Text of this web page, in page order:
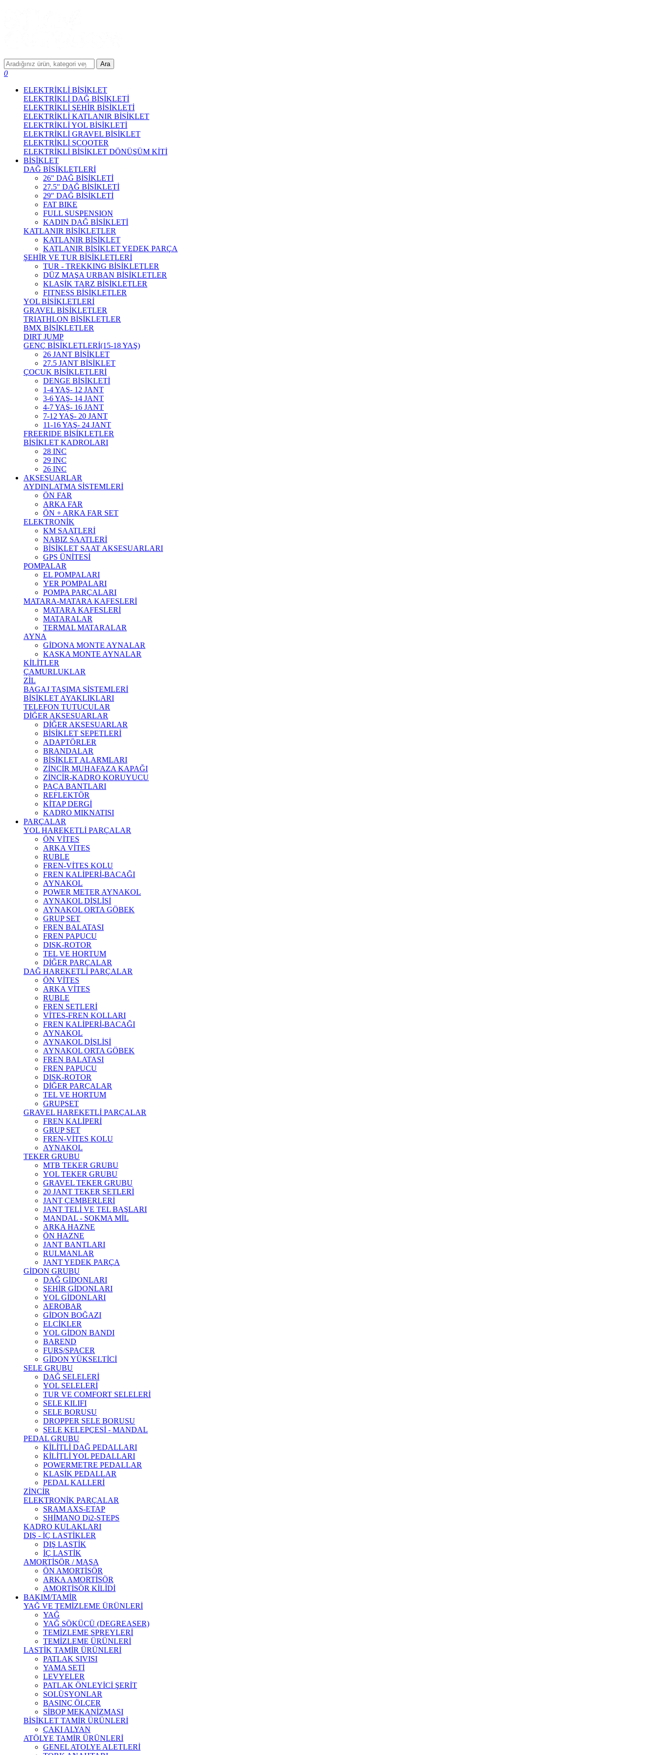
Ara
0
ELEKTRİKLİ BİSİKLET
ELEKTRİKLİ DAĞ BİSİKLETİ
ELEKTRİKLİ ŞEHİR BİSİKLETİ
ELEKTRİKLİ KATLANIR BİSİKLET
ELEKTRİKLİ YOL BİSİKLETİ
ELEKTRİKLİ GRAVEL BİSİKLET
ELEKTRİKLİ SCOOTER
ELEKTRİKLİ BİSİKLET DÖNÜŞÜM KİTİ
BİSİKLET
DAĞ BİSİKLETLERİ
26" DAĞ BİSİKLETİ
27.5" DAĞ BİSİKLETİ
29" DAĞ BİSİKLETİ
FAT BIKE
FULL SUSPENSION
KADIN DAĞ BİSİKLETİ
KATLANIR BİSİKLETLER
KATLANIR BİSİKLET
KATLANIR BİSİKLET YEDEK PARÇA
ŞEHİR VE TUR BİSİKLETLERİ
TUR - TREKKING BİSİKLETLER
DÜZ MAŞA URBAN BİSİKLETLER
KLASİK TARZ BİSİKLETLER
FITNESS BİSİKLETLER
YOL BİSİKLETLERİ
GRAVEL BİSİKLETLER
TRIATHLON BİSİKLETLER
BMX BİSİKLETLER
DIRT JUMP
GENÇ BİSİKLETLERİ(15-18 YAŞ)
26 JANT BİSİKLET
27.5 JANT BİSİKLET
ÇOCUK BİSİKLETLERİ
DENGE BİSİKLETİ
1-4 YAŞ- 12 JANT
3-6 YAŞ- 14 JANT
4-7 YAŞ- 16 JANT
7-12 YAŞ- 20 JANT
11-16 YAŞ- 24 JANT
FREERIDE BİSİKLETLER
BİSİKLET KADROLARI
28 INC
29 INC
26 INC
AKSESUARLAR
AYDINLATMA SİSTEMLERİ
ÖN FAR
ARKA FAR
ÖN + ARKA FAR SET
ELEKTRONİK
KM SAATLERİ
NABIZ SAATLERİ
BİSİKLET SAAT AKSESUARLARI
GPS ÜNİTESİ
POMPALAR
EL POMPALARI
YER POMPALARI
POMPA PARÇALARI
MATARA-MATARA KAFESLERİ
MATARA KAFESLERİ
MATARALAR
TERMAL MATARALAR
AYNA
GİDONA MONTE AYNALAR
KASKA MONTE AYNALAR
KİLİTLER
ÇAMURLUKLAR
ZİL
BAGAJ TAŞIMA SİSTEMLERİ
BİSİKLET AYAKLIKLARI
TELEFON TUTUCULAR
DİĞER AKSESUARLAR
DİĞER AKSESUARLAR
BİSİKLET SEPETLERİ
ADAPTÖRLER
BRANDALAR
BİSİKLET ALARMLARI
ZİNCİR MUHAFAZA KAPAĞI
ZİNCİR-KADRO KORUYUCU
PAÇA BANTLARI
REFLEKTÖR
KİTAP DERGİ
KADRO MIKNATISI
PARÇALAR
YOL HAREKETLİ PARÇALAR
ÖN VİTES
ARKA VİTES
RUBLE
FREN-VİTES KOLU
FREN KALİPERİ-BACAĞI
AYNAKOL
POWER METER AYNAKOL
AYNAKOL DİŞLİSİ
AYNAKOL ORTA GÖBEK
GRUP SET
FREN BALATASI
FREN PAPUCU
DISK-ROTOR
TEL VE HORTUM
DİĞER PARÇALAR
DAĞ HAREKETLİ PARÇALAR
ÖN VİTES
ARKA VİTES
RUBLE
FREN SETLERİ
VİTES-FREN KOLLARI
FREN KALİPERİ-BACAĞI
AYNAKOL
AYNAKOL DİŞLİSİ
AYNAKOL ORTA GÖBEK
FREN BALATASI
FREN PAPUCU
DISK-ROTOR
DİĞER PARÇALAR
TEL VE HORTUM
GRUPSET
GRAVEL HAREKETLİ PARÇALAR
FREN KALİPERİ
GRUP SET
FREN-VİTES KOLU
AYNAKOL
TEKER GRUBU
MTB TEKER GRUBU
YOL TEKER GRUBU
GRAVEL TEKER GRUBU
20 JANT TEKER SETLERİ
JANT ÇEMBERLERİ
JANT TELİ VE TEL BAŞLARI
MANDAL - SOKMA MİL
ARKA HAZNE
ÖN HAZNE
JANT BANTLARI
RULMANLAR
JANT YEDEK PARÇA
GİDON GRUBU
DAĞ GİDONLARI
ŞEHİR GİDONLARI
YOL GİDONLARI
AEROBAR
GİDON BOĞAZI
ELCİKLER
YOL GİDON BANDI
BAREND
FURŞ/SPACER
GİDON YÜKSELTİCİ
SELE GRUBU
DAĞ SELELERİ
YOL SELELERİ
TUR VE COMFORT SELELERİ
SELE KILIFI
SELE BORUSU
DROPPER SELE BORUSU
SELE KELEPÇESİ - MANDAL
PEDAL GRUBU
KİLİTLİ DAĞ PEDALLARI
KİLİTLİ YOL PEDALLARI
POWERMETRE PEDALLAR
KLASİK PEDALLAR
PEDAL KALLERİ
ZİNCİR
ELEKTRONİK PARÇALAR
SRAM AXS-ETAP
SHİMANO Di2-STEPS
KADRO KULAKLARI
DIŞ - İÇ LASTİKLER
DIŞ LASTİK
İÇ LASTİK
AMORTİSÖR / MAŞA
ÖN AMORTİSÖR
ARKA AMORTİSÖR
AMORTİSÖR KİLİDİ
BAKIM/TAMİR
YAĞ VE TEMİZLEME ÜRÜNLERİ
YAĞ
YAĞ SÖKÜCÜ (DEGREASER)
TEMİZLEME SPREYLERİ
TEMİZLEME ÜRÜNLERİ
LASTİK TAMİR ÜRÜNLERİ
PATLAK SIVISI
YAMA SETİ
LEVYELER
PATLAK ÖNLEYİCİ ŞERİT
SOLÜSYONLAR
BASINÇ ÖLÇER
SİBOP MEKANİZMASI
BİSİKLET TAMİR ÜRÜNLERİ
ÇAKI ALYAN
ATÖLYE TAMİR ÜRÜNLERİ
GENEL ATOLYE ALETLERİ